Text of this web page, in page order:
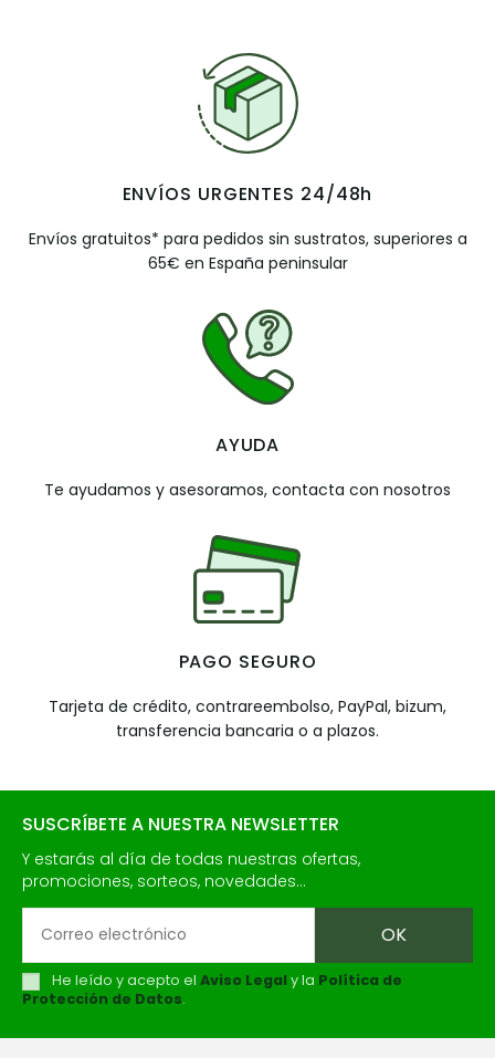
ENVÍOS URGENTES 24/48h
Envíos gratuitos* para pedidos sin sustratos, superiores a
65€ en España peninsular
AYUDA
Te ayudamos y asesoramos, contacta con nosotros
PAGO SEGURO
Tarjeta de crédito, contrareembolso, PayPal, bizum,
transferencia bancaria o a plazos.
SUSCRÍBETE A NUESTRA NEWSLETTER
Y estarás al día de todas nuestras ofertas,
promociones, sorteos, novedades...
He leído y acepto el Aviso Legaly la Política de
Protección de Datos.